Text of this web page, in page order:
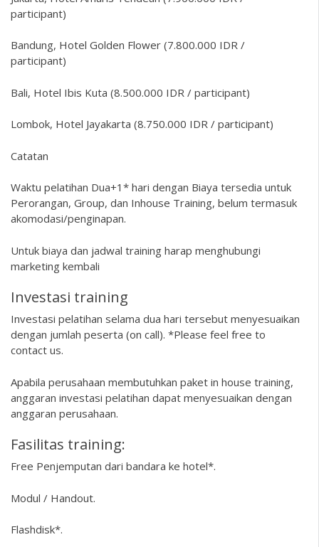
participant)
Bandung, Hotel Golden Flower (7.800.000 IDR /
participant)
Bali, Hotel Ibis Kuta (8.500.000 IDR / participant)
Lombok, Hotel Jayakarta (8.750.000 IDR / participant)
Catatan
Waktu pelatihan Dua+1* hari dengan Biaya tersedia untuk
Perorangan, Group, dan Inhouse Training, belum termasuk
akomodasi/penginapan.
Untuk biaya dan jadwal training harap menghubungi
marketing kembali
Investasi training
Investasi pelatihan selama dua hari tersebut menyesuaikan
dengan jumlah peserta (on call). *Please feel free to
contact us.
Apabila perusahaan membutuhkan paket in house training,
anggaran investasi pelatihan dapat menyesuaikan dengan
anggaran perusahaan.
Fasilitas training:
Free Penjemputan dari bandara ke hotel*.
Modul / Handout.
Flashdisk*.